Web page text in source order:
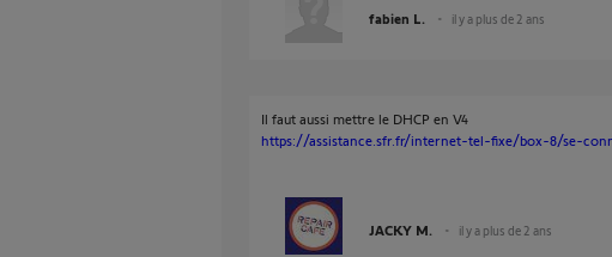
fabien L. il y a plus de 2 ans
Il faut aussi mettre le DHCP en V4
https://assistance.sfr.fr/internet-tel-fixe/box-8/se-
JACKY M. il y a plus de 2 ans